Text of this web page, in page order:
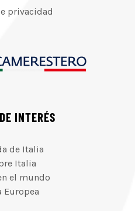
privacidad
INTERÉS
de Italia
Italia
el mundo
Europea